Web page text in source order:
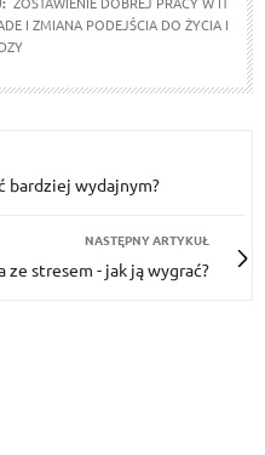
I ZMIANA PODEJŚCIA DO ŻYCIA I
bardziej wydajnym?
NASTĘPNY ARTYKUŁ
ze stresem - jak ją wygrać?